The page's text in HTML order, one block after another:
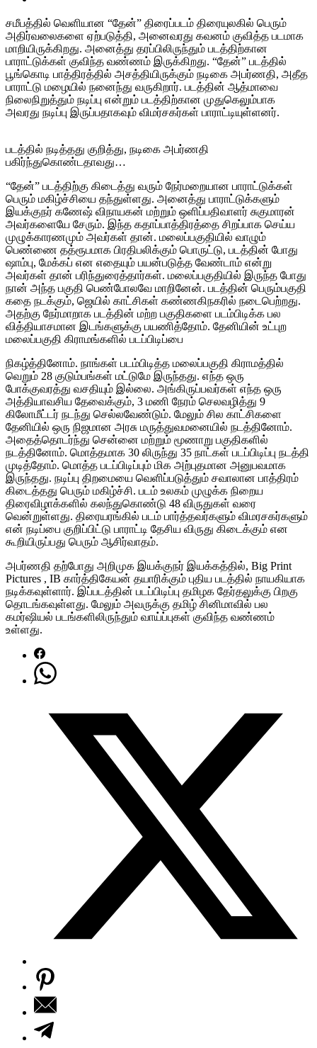
சமீபத்தில் வெளியான “தேன்” திரைப்படம் திரையுலகில் பெரும்
அதிர்வலைகளை ஏற்படுத்தி, அனைவரது கவனம் குவித்த படமாக
மாறியிருக்கிறது. அனைத்து தரப்பிலிருந்தும் படத்திற்கான
பாராட்டுக்கள் குவிந்த வண்ணம் இருக்கிறது. “தேன்” படத்தில்
பூங்கொடி பாத்திரத்தில் அசத்தியிருக்கும் நடிகை அபர்ணதி, அதீத
பாராட்டு மழையில் நனைந்து வருகிறார். படத்தின் ஆத்மாவை
நிலைநிறுத்தும் நடிப்பு என்றும் படத்திற்கான முதுகெலும்பாக
அவரது நடிப்பு இருப்பதாகவும் விமர்சகர்கள் பாராட்டியுள்ளனர்.
படத்தில் நடித்தது குறித்து, நடிகை அபர்ணதி
பகிர்ந்துகொண்டதாவது…
“தேன்” படத்திற்கு கிடைத்து வரும் நேர்மறையான பாராட்டுக்கள்
பெரும் மகிழ்ச்சியை தந்துள்ளது. அனைத்து பாராட்டுக்களும்
இயக்குநர் கணேஷ் விநாயகன் மற்றும் ஒளிப்பதிவாளர் சுகுமாரன்
அவர்களையே சேரும். இந்த கதாப்பாத்திரத்தை சிறப்பாக செய்ய
முழுக்காரணமும் அவர்கள் தான். மலைப்பகுதியில் வாழும்
பெண்ணை தத்ரூபமாக பிரதிபலிக்கும் பொருட்டு, படத்தின் போது
ஷாம்பு, மேக்கப் என எதையும் பயன்படுத்த வேண்டாம் என்று
அவர்கள் தான் பரிந்துரைத்தார்கள். மலைப்பகுதியில் இருந்த போது
நான் அந்த பகுதி பெண்போலவே மாறினேன். படத்தின் பெரும்பகுதி
கதை நடக்கும், ஜெயில் காட்சிகள் கண்ணகிநகரில் நடைபெற்றது.
அதற்கு நேர்மாறாக படத்தின் மற்ற பகுதிகளை படம்பிடிக்க பல
வித்தியாசமான இடங்களுக்கு பயணித்தோம். தேனியின் உட்புற
மலைப்பகுதி கிராமங்களில் படப்பிடிப்பை
நிகழ்த்தினோம். நாங்கள் படம்பிடித்த மலைப்பகுதி கிராமத்தில்
வெறும் 28 குடும்பங்கள் மட்டுமே இருந்தது. எந்த ஒரு
போக்குவரத்து வசதியும் இல்லை. அங்கிருப்பவர்கள் எந்த ஒரு
அத்தியாவசிய தேவைக்கும், 3 மணி நேரம் செலவழித்து 9
கிலோமீட்டர் நடந்து செல்லவேண்டும். மேலும் சில காட்சிகளை
தேனியில் ஒரு நிஜமான அரசு மருத்துவமனையில் நடத்தினோம்.
அதைத்தொடர்ந்து சென்னை மற்றும் மூணாறு பகுதிகளில்
நடத்தினோம். மொத்தமாக 30 லிருந்து 35 நாட்கள் படப்பிடிப்பு நடத்தி
முடித்தோம். மொத்த படப்பிடிப்பும் மிக அற்புதமான அனுபவமாக
இருந்தது. நடிப்பு திறமையை வெளிப்படுத்தும் சவாலான பாத்திரம்
கிடைத்தது பெரும் மகிழ்ச்சி. படம் உலகம் முழுக்க நிறைய
திரைவிழாக்களில் கலந்துகொண்டு 48 விருதுகள் வரை
வென்றுள்ளது. திரையரங்கில் படம் பார்த்தவர்களும் விமரசகர்களும்
என் நடிப்பை குறிப்பிட்டு பாராட்டி தேசிய விருது கிடைக்கும் என
கூறியிருப்பது பெரும் ஆசிர்வாதம்.
அபர்ணதி தற்போது அறிமுக இயக்குநர் இயக்கத்தில், Big Print
Pictures , IB கார்த்திகேயன் தயாரிக்கும் புதிய படத்தில் நாயகியாக
நடிக்கவுள்ளார். இப்படத்தின் படப்பிடிப்பு தமிழக தேர்தலுக்கு பிறகு
தொடங்கவுள்ளது. மேலும் அவருக்கு தமிழ் சினிமாவில் பல
கமர்ஷியல் படங்களிலிருந்தும் வாய்ப்புகள் குவிந்த வண்ணம்
உள்ளது.